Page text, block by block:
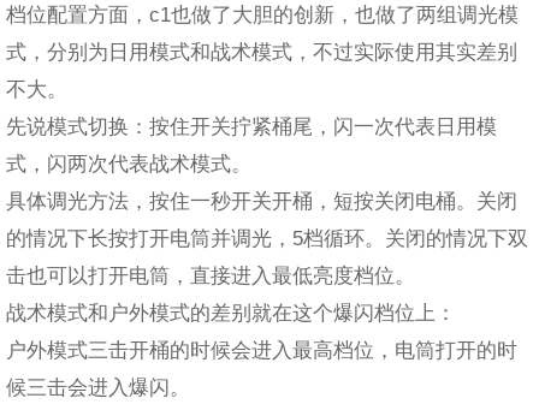
档位配置方面，c1也做了大胆的创新，也做了两组调光模
式，分别为日用模式和战术模式，不过实际使用其实差别
不大。
先说模式切换：按住开关拧紧桶尾，闪一次代表日用模
式，闪两次代表战术模式。
具体调光方法，按住一秒开关开桶，短按关闭电桶。关闭
的情况下长按打开电筒并调光，5档循环。关闭的情况下双
击也可以打开电筒，直接进入最低亮度档位。
战术模式和户外模式的差别就在这个爆闪档位上：
户外模式三击开桶的时候会进入最高档位，电筒打开的时
候三击会进入爆闪。